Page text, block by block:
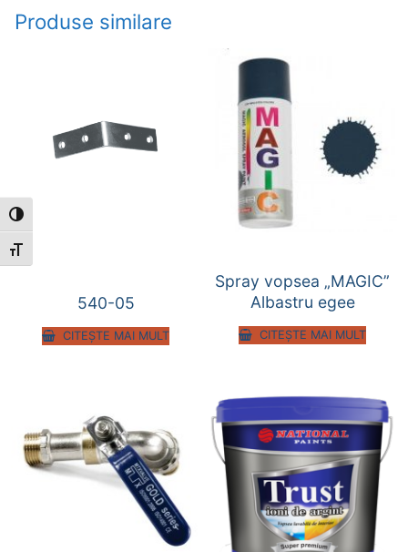
Toggle High Contrast
Toggle Font size
Produse similare
540-05
CITEȘTE MAI MULT
Spray vopsea „MAGIC”
Albastru egee
CITEȘTE MAI MULT